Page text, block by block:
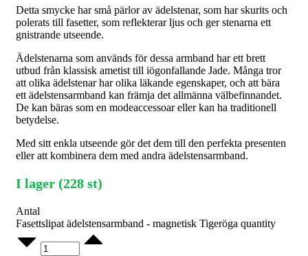
Detta smycke har små pärlor av ädelstenar, som har skurits och
polerats till fasetter, som reflekterar ljus och ger stenarna ett
gnistrande utseende.
Ädelstenarna som används för dessa armband har ett brett
utbud från klassisk ametist till iögonfallande Jade. Många tror
att olika ädelstenar har olika läkande egenskaper, och att bära
ett ädelstensarmband kan främja det allmänna välbefinnandet.
De kan bäras som en modeaccessoar eller kan ha traditionell
betydelse.
Med sitt enkla utseende gör det dem till den perfekta presenten
eller att kombinera dem med andra ädelstensarmband.
I lager (228 st)
Antal
Fasettslipat ädelstensarmband - magnetisk Tigeröga quantity